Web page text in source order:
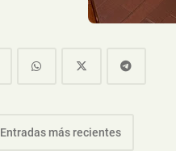
Entradas más recientes